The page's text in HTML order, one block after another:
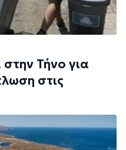
Τήνο για
στις